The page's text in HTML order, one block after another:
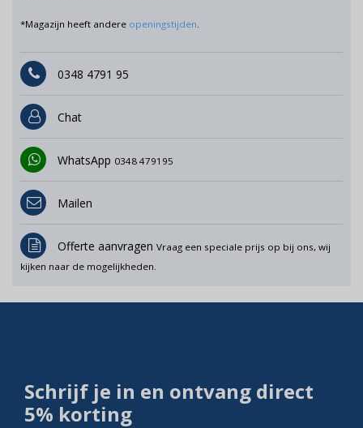
*Magazijn heeft andere openingstijden
0348 4791 95
Chat
WhatsApp 0348 479195
Mailen
Offerte aanvragen Vraag een speciale prijs op bij ons, wij
kijken naar de mogelijkheden.
Schrijf je in en ontvang direct
5% korting